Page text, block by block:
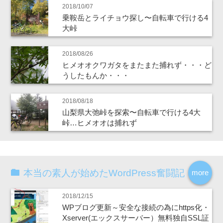
2018/10/07
乗鞍岳とライチョウ探し〜自転車で行ける4
大峠
2018/08/26
ヒメオオクワガタをまたまた捕れず・・・ど
うしたもんか・・・
2018/08/18
山梨県大弛峠を探索〜自転車で行ける4大
峠…ヒメオオは捕れず
more
本当の素人が始めたWordPress奮闘記
2018/12/15
WPブログ更新～安全な接続の為にhttps化・
Xserver(エックスサーバー）無料独自SSL証